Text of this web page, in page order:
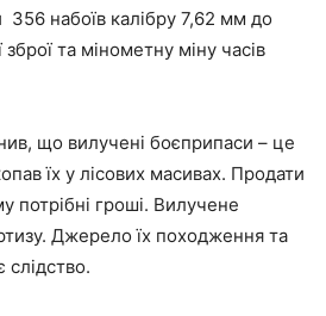
356 набоїв калібру 7,62 мм до
зброї та мінометну міну часів
що вилучені боєприпаси – це
їх у лісових масивах. Продати
потрібні гроші. Вилучене
Джерело їх походження та
слідство.